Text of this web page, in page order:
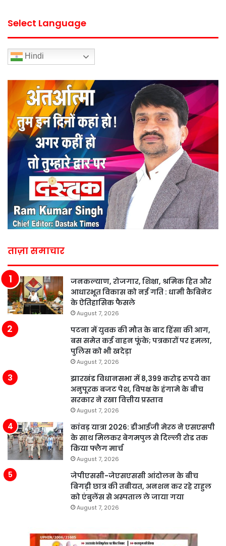
Select Language
Hindi
ताज़ा समाचार
जनकल्याण, रोजगार, शिक्षा, श्रमिक हित और
आधारभूत विकास को नई गति : धामी कैबिनेट
के ऐतिहासिक फैसले
August 7, 2026
पटना में युवक की मौत के बाद हिंसा की आग,
बस समेत कई वाहन फूंके; पत्रकारों पर हमला,
पुलिस को भी खदेड़ा
August 7, 2026
झारखंड विधानसभा में 8,399 करोड़ रुपये का
अनुपूरक बजट पेश, विपक्ष के हंगामे के बीच
सरकार ने रखा वित्तीय प्रस्ताव
August 7, 2026
कांवड़ यात्रा 2026: डीआईजी मेरठ ने एसएसपी
के साथ मिलकर बेगमपुल से दिल्ली रोड तक
किया फ्लैग मार्च
August 7, 2026
जेपीएससी-जेएसएससी आंदोलन के बीच
बिगड़ी छात्र की तबीयत, अनशन कर रहे राहुल
को एंबुलेंस से अस्पताल ले जाया गया
August 7, 2026